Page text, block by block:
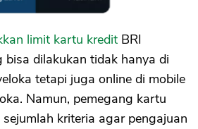
limit kartu kredit BRI
bisa dilakukan tidak hanya di
tetapi juga online di mobile
Namun, pemegang kartu
kriteria agar pengajuan